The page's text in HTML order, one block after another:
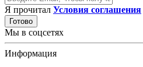
Я прочитал Условия соглашения
Готово
Мы в соцсетях
Информация